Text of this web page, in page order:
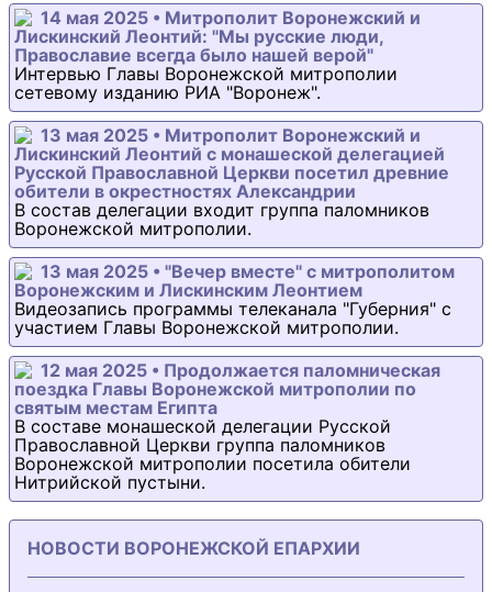
14 мая 2025 • Митрополит Воронежский и
Лискинский Леонтий: "Мы русские люди,
Православие всегда было нашей верой"
Интервью Главы Воронежской митрополии
сетевому изданию РИА "Воронеж".
13 мая 2025 • Митрополит Воронежский и
Лискинский Леонтий с монашеской делегацией
Русской Православной Церкви посетил древние
обители в окрестностях Александрии
В состав делегации входит группа паломников
Воронежской митрополии.
13 мая 2025 • "Вечер вместе" с митрополитом
Воронежским и Лискинским Леонтием
Видеозапись программы телеканала "Губерния" с
участием Главы Воронежской митрополии.
12 мая 2025 • Продолжается паломническая
поездка Главы Воронежской митрополии по
святым местам Египта
В составе монашеской делегации Русской
Православной Церкви группа паломников
Воронежской митрополии посетила обители
Нитрийской пустыни.
НОВОСТИ ВОРОНЕЖСКОЙ ЕПАРХИИ